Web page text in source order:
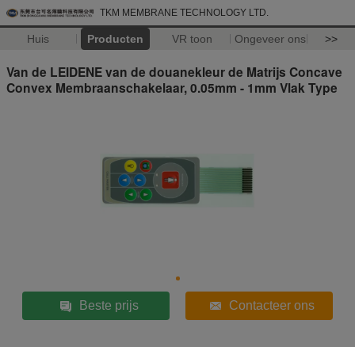
TKM MEMBRANE TECHNOLOGY LTD.
Huis Producten VR toon Ongeveer ons >>
Van de LEIDENE van de douanekleur de Matrijs Concave
Convex Membraanschakelaar, 0.05mm - 1mm Vlak Type
Beste prijs Contacteer ons